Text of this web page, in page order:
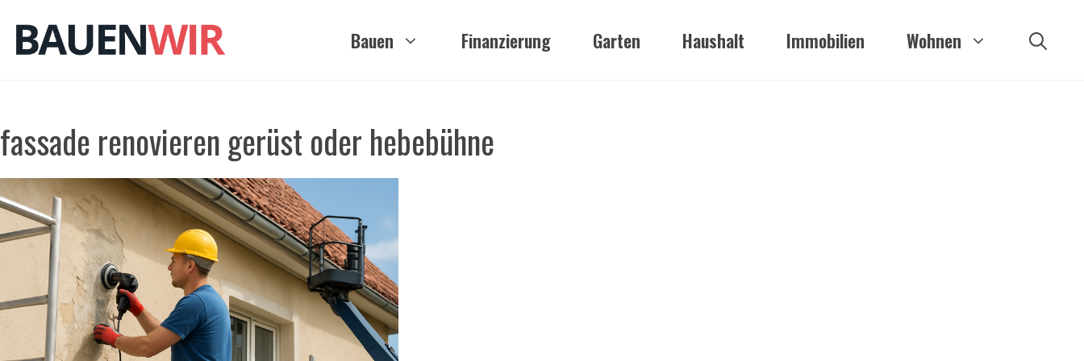
Inhalt
springen
Bauen Finanzierung Garten Haushalt Immobilien Wohnen
fassade renovieren gerüst oder hebebühne